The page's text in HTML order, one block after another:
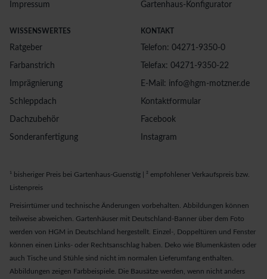
Impressum Gartenhaus-Konfigurator
WISSENSWERTES
Ratgeber
Farbanstrich
Imprägnierung
Schleppdach
Dachzubehör
Sonderanfertigung
KONTAKT
Telefon: 04271-9350-0
Telefax: 04271-9350-22
E-Mail: info@hgm-motzner.de
Kontaktformular
Facebook
Instagram
¹ bisheriger Preis bei Gartenhaus-Guenstig | ² empfohlener Verkaufspreis bzw.
Listenpreis
Preisirrtümer und technische Änderungen vorbehalten. Abbildungen können
teilweise abweichen. Gartenhäuser mit Deutschland-Banner über dem Foto
werden von HGM in Deutschland hergestellt. Einzel-, Doppeltüren und Fenster
können einen Links- oder Rechtsanschlag haben. Deko wie Blumenkästen oder
auch Tische und Stühle sind nicht im normalen Lieferumfang enthalten.
Abbildungen zeigen Farbbeispiele. Die Bausätze werden, wenn nicht anders